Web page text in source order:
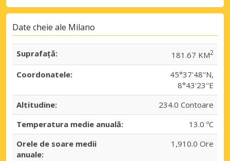
Date cheie ale Milano
Suprafaţă: 181.67 KM2
Coordonatele:
45°37'48''N,
8°43'23''E
Altitudine:
234.0 Contoare
Temperatura medie anuală:
13.0 ºC
Orele de soare medii
anuale:
1,910.0 Ore